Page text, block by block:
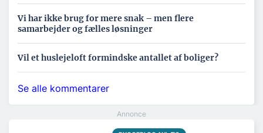
Vi har ikke brug for mere snak – men flere
samarbejder og fælles løsninger
Vil et huslejeloft formindske antallet af boliger?
Se alle kommentarer